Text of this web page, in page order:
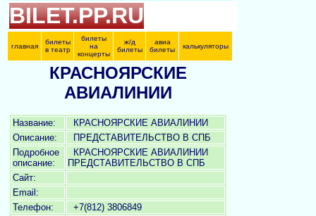
BILET.PP.RU
главная
билеты
в театр
билеты
на
концерты
ж/д
билеты
авиа
билеты
калькуляторы
КРАСНОЯРСКИЕ
АВИАЛИНИИ
Название:
КРАСНОЯРСКИЕ АВИАЛИНИИ
Описание:
ПРЕДСТАВИТЕЛЬСТВО В СПБ
Подробное
описание:
КРАСНОЯРСКИЕ АВИАЛИНИИ
ПРЕДСТАВИТЕЛЬСТВО В СПБ
Сайт:
Email:
Телефон:
+7(812) 3806849